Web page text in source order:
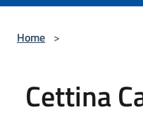
Home >
Cettina